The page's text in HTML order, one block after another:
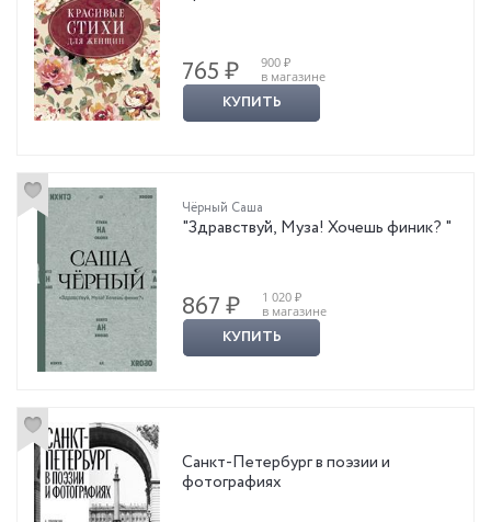
765 ₽
900 ₽
в магазине
КУПИТЬ
Чёрный Саша
"Здравствуй, Муза! Хочешь финик? "
867 ₽
1 020 ₽
в магазине
КУПИТЬ
Санкт-Петербург в поэзии и
фотографиях